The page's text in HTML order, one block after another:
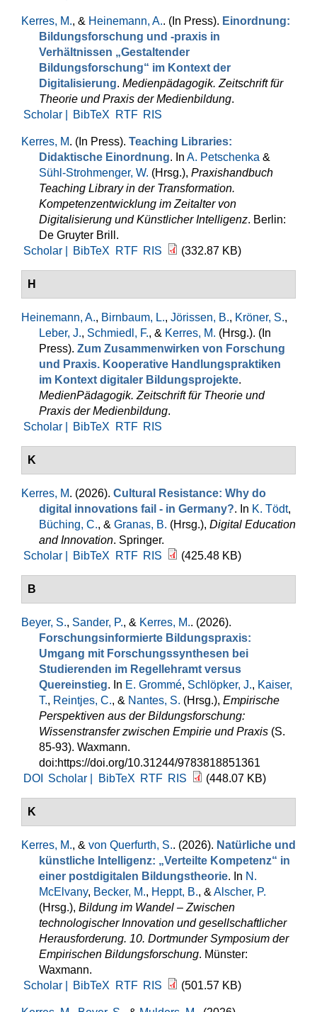
Kerres, M., & Heinemann, A.. (In Press). Einordnung:
Bildungsforschung und -praxis in
Verhältnissen „Gestaltender
Bildungsforschung“ im Kontext der
Digitalisierung. Medienpädagogik. Zeitschrift für
Theorie und Praxis der Medienbildung.
Scholar |
BibTeX RTF RIS
Kerres, M. (In Press). Teaching Libraries:
Didaktische Einordnung. In A. Petschenka &
Sühl-Strohmenger, W. (Hrsg.), Praxishandbuch
Teaching Library in der Transformation.
Kompetenzentwicklung im Zeitalter von
Digitalisierung und Künstlicher Intelligenz. Berlin:
De Gruyter Brill.
Scholar |
BibTeX RTF RIS (332.87 KB)
H
Heinemann, A., Birnbaum, L., Jörissen, B., Kröner, S.,
Leber, J., Schmiedl, F., & Kerres, M. (Hrsg.). (In
Press). Zum Zusammenwirken von Forschung
und Praxis. Kooperative Handlungspraktiken
im Kontext digitaler Bildungsprojekte.
MedienPädagogik. Zeitschrift für Theorie und
Praxis der Medienbildung.
Scholar |
BibTeX RTF RIS
K
Kerres, M. (2026). Cultural Resistance: Why do
digital innovations fail - in Germany?. In K. Tödt,
Büching, C., & Granas, B. (Hrsg.), Digital Education
and Innovation. Springer.
Scholar |
BibTeX RTF RIS (425.48 KB)
B
Beyer, S., Sander, P., & Kerres, M.. (2026).
Forschungsinformierte Bildungspraxis:
Umgang mit Forschungssynthesen bei
Studierenden im Regellehramt versus
Quereinstieg. In E. Grommé, Schlöpker, J., Kaiser,
T., Reintjes, C., & Nantes, S. (Hrsg.), Empirische
Perspektiven aus der Bildungsforschung:
Wissenstransfer zwischen Empirie und Praxis (S.
85-93). Waxmann.
doi:https://doi.org/10.31244/9783818851361
DOI
Scholar | BibTeX RTF RIS (448.07 KB)
K
Kerres, M., & von Querfurth, S.. (2026). Natürliche und
künstliche Intelligenz: „Verteilte Kompetenz“ in
einer postdigitalen Bildungstheorie. In N.
McElvany, Becker, M., Heppt, B., & Alscher, P.
(Hrsg.), Bildung im Wandel – Zwischen
technologischer Innovation und gesellschaftlicher
Herausforderung. 10. Dortmunder Symposium der
Empirischen Bildungsforschung. Münster:
Waxmann.
Scholar |
BibTeX RTF RIS (501.57 KB)